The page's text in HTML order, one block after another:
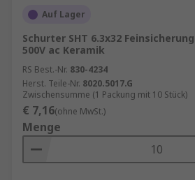
Auf Lager
Schurter SHT 6.3x32
500V ac Keramik
RS Best.-Nr. 830-4234
Herst. Teile-Nr. 8020.5017.G
Zwischensumme (1 Packung mit 10 Stück)
€ 7,16(ohne MwSt.)
Menge